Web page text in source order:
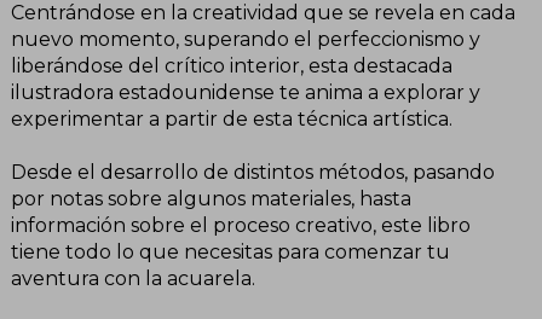
Centrándose en la creatividad que se revela en cada
nuevo momento, superando el perfeccionismo y
liberándose del crítico interior, esta destacada
ilustradora estadounidense te anima a explorar y
experimentar a partir de esta técnica artística.
Desde el desarrollo de distintos métodos, pasando
por notas sobre algunos materiales, hasta
información sobre el proceso creativo, este libro
tiene todo lo que necesitas para comenzar tu
aventura con la acuarela.